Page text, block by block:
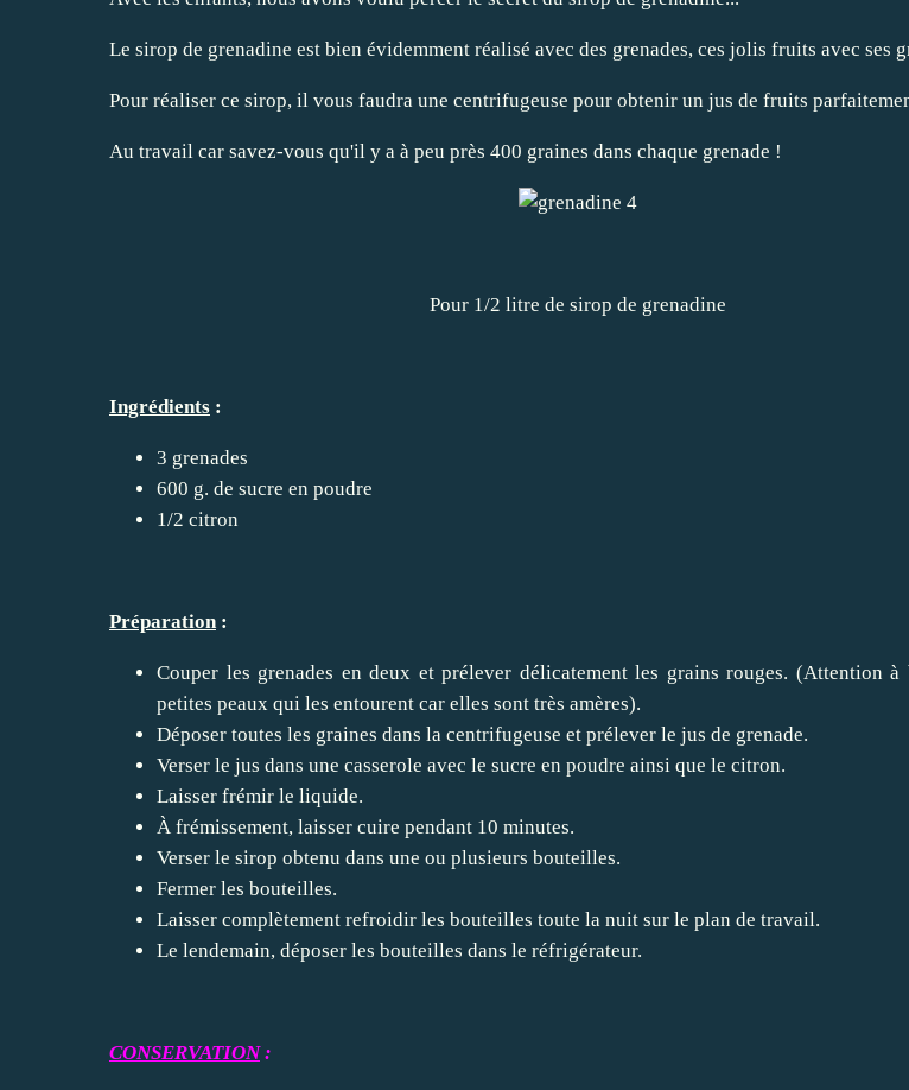
Le sirop de grenadine est bien évidemment réalisé avec des grenades, ces jolis fruits avec ses
Pour réaliser ce sirop, il vous faudra une centrifugeuse pour obtenir un jus de fruits
Au travail car savez-vous qu'il y a à peu près 400 graines dans chaque grenade !
Pour 1/2 litre de sirop de grenadine
Ingrédients :
3 grenades
600 g. de sucre en poudre
1/2 citron
Préparation :
Couper les grenades en deux et prélever délicatement les grains rouges. (Attention à
petites peaux qui les entourent car elles sont très amères).
Déposer toutes les graines dans la centrifugeuse et prélever le jus de grenade.
Verser le jus dans une casserole avec le sucre en poudre ainsi que le citron.
Laisser frémir le liquide.
À frémissement, laisser cuire pendant 10 minutes.
Verser le sirop obtenu dans une ou plusieurs bouteilles.
Fermer les bouteilles.
Laisser complètement refroidir les bouteilles toute la nuit sur le plan de travail.
Le lendemain, déposer les bouteilles dans le réfrigérateur.
CONSERVATION: